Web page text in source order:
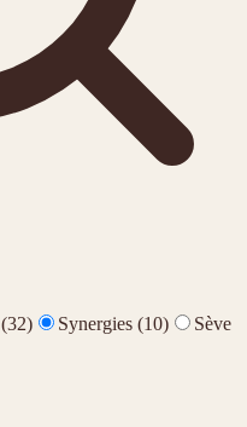
(32) Synergies (10)
Sève